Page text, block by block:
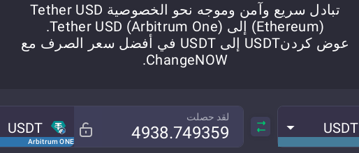
تبادل سريع وآمن وموجه نحو الخصوصية Tether USD
(Ethereum) إلى Tether USD (Arbitrum One).
عوض کردنUSDT إلى USDT في أفضل سعر الصرف مع
ChangeNOW.
USDT
لقد حصلت
Arbitrum ONE
USDT